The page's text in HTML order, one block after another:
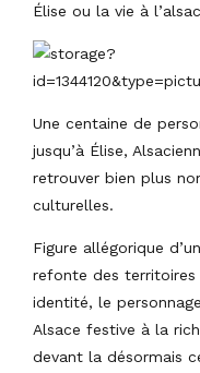
Élise ou la vie à
Une centaine de
jusqu’à Élise,
retrouver bien plus
culturelles.
Figure allégorique
refonte des territoires
identité, le
Alsace festive à la
devant la désormais